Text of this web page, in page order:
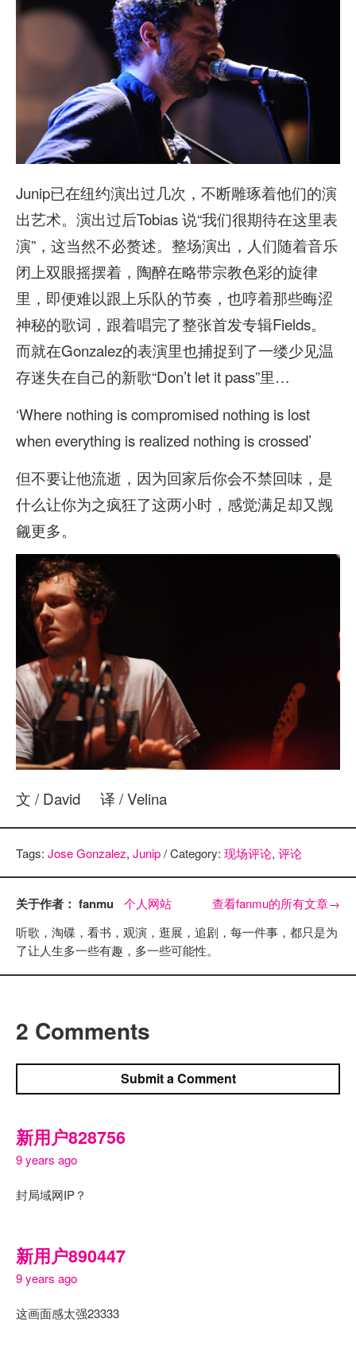
Junip已在纽约演出过几次，不断雕琢着他们的演
出艺术。演出过后Tobias 说“我们很期待在这里表
演”，这当然不必赘述。整场演出，人们随着音乐
闭上双眼摇摆着，陶醉在略带宗教色彩的旋律
里，即便难以跟上乐队的节奏，也哼着那些晦涩
神秘的歌词，跟着唱完了整张首发专辑Fields。
而就在Gonzalez的表演里也捕捉到了一缕少见温
存迷失在自己的新歌“Don’t let it pass”里…
‘Where nothing is compromised nothing is lost
when everything is realized nothing is crossed’
但不要让他流逝，因为回家后你会不禁回味，是
什么让你为之疯狂了这两小时，感觉满足却又觊
觎更多。
文 / David 译 / Velina
Tags: Jose Gonzalez, Junip/ Category: 现场评论, 评论
关于作者： fanmu 个人网站 查看fanmu的所有文章→
听歌，淘碟，看书，观演，逛展，追剧，每一件事，都只是为
了让人生多一些有趣，多一些可能性。
2 Comments
Submit a Comment
新用户828756
9 years ago
封局域网IP？
新用户890447
9 years ago
这画面感太强23333